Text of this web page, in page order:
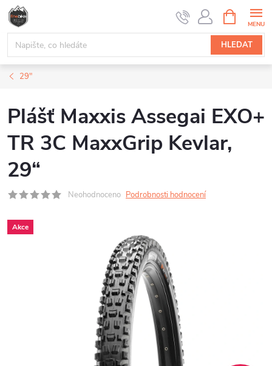
Přejít
obsah
HLEDAT
NÁKUPNÍ
KOŠÍK
29"
Plášť Maxxis Assegai EXO+
TR 3C MaxxGrip Kevlar,
29“
Neohodnoceno Podrobnosti hodnocení
Akce